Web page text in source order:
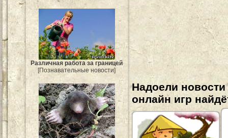
Различная работа за границей
[Познавательные новости]
Надоели
онлайн игр